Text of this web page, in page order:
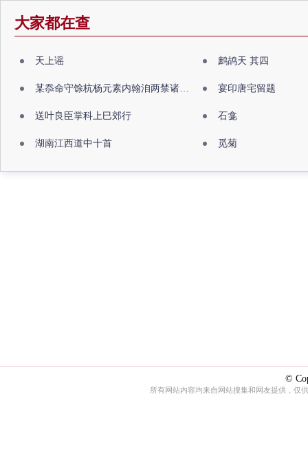
大家都在查
天上谣 鹧鸪天 其四
某忝命守馀杭杨元素内翰洎两禁诸公出祖佛寺 宴印唐宅留题
送叶良臣掌科上巳郊行 石龛
湖南江西道中十首 觅菊
©
所有网站内容均来自网站搜集和网友提供，仅